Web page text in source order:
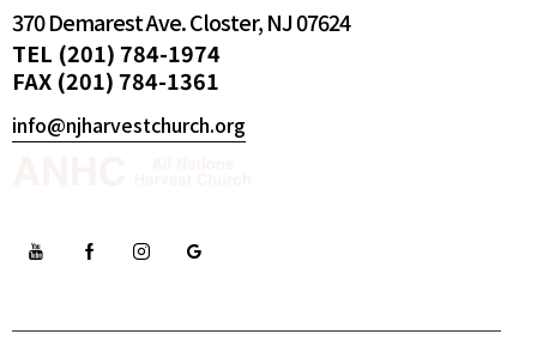
370 Demarest Ave. Closter, NJ 07624
TEL (201) 784-1974
FAX (201) 784-1361
info@njharvestchurch.org